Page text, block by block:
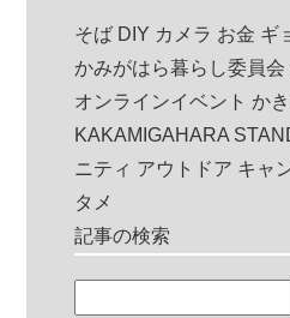
そば DIY カメラ お金 ギ
かみがはら暮らし委員会
オンラインイベント か
KAKAMIGAHARA
ニティ アウトドア キャ
タメ
記事の検索